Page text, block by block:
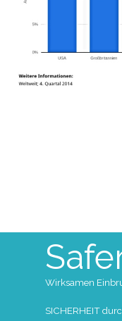
SICHERHEIT
Wirksamen